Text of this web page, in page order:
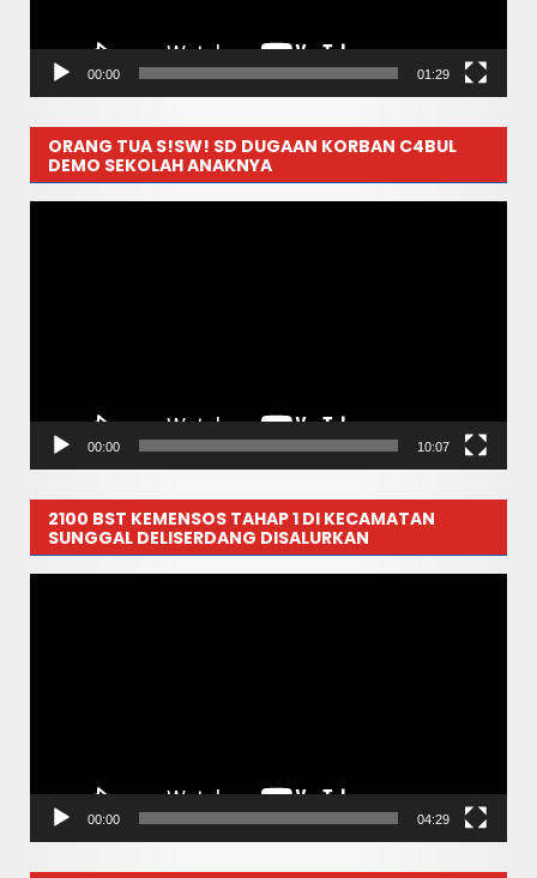
00:00 01:29
ORANG TUA S!SW! SD DUGAAN KORBAN C4BUL
DEMO SEKOLAH ANAKNYA
00:00 10:07
2100 BST KEMENSOS TAHAP 1 DI KECAMATAN
SUNGGAL DELISERDANG DISALURKAN
00:00 04:29